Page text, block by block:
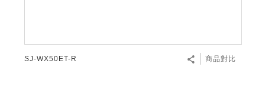
SJ-WX50ET-R 商品對比